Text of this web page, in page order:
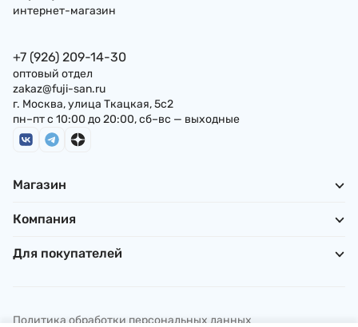
интернет-магазин
+7 (926) 209-14-30
оптовый отдел
zakaz@fuji-san.ru
г. Москва, улица Ткацкая, 5с2
пн–пт с 10:00 до 20:00, сб–вс — выходные
Магазин
Компания
Для покупателей
Политика обработки персональных данных